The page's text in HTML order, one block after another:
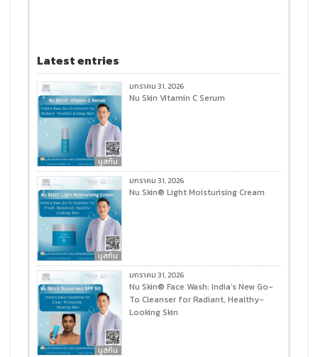
Latest entries
นูสกิน
มกราคม 31, 2026
Nu Skin Vitamin C Serum
นูสกิน
มกราคม 31, 2026
Nu Skin® Light Moisturising Cream
นูสกิน
มกราคม 31, 2026
Nu Skin® Face Wash: India’s New Go-
To Cleanser for Radiant, Healthy-
Looking Skin